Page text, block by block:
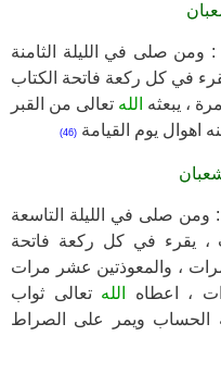
: ومن صلى في الليلة الثامنة
في كل ركعة فاتحة الكتاب
، يبعثه الله تعالى من القبر
اهوال يوم القيامة (46)
: ومن صلى في الليلة التاسعة
يقرء في كل ركعة فاتحة
، والمعوذتين عشر مرات
، اعطاه الله تعالى ثواب
الحساب ويمر على الصراط